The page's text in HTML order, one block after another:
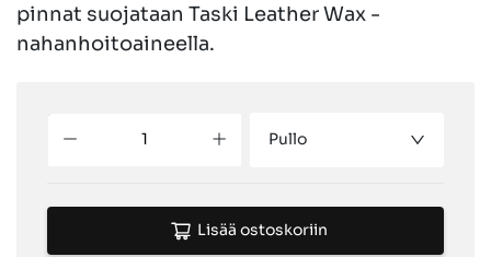
pinnat suojataan Taski Leather Wax -
nahanhoitoaineella.
Pullo
Lisää ostoskoriin